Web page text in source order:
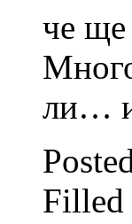
че ще
ли…
Filled